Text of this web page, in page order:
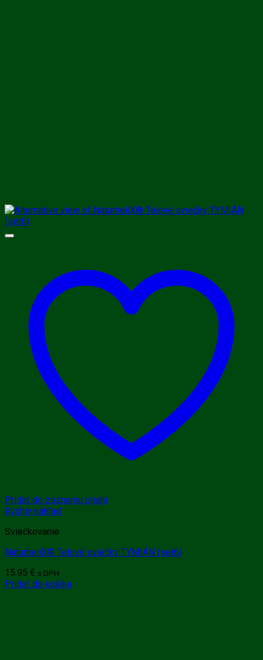
Pridať do zoznamu prianí
Rýchly náhľad
Sviečkovanie
NaturheliX® Telové sviečky TYMIÁN (set6)
15.95 € s DPH
Pridať do košíka